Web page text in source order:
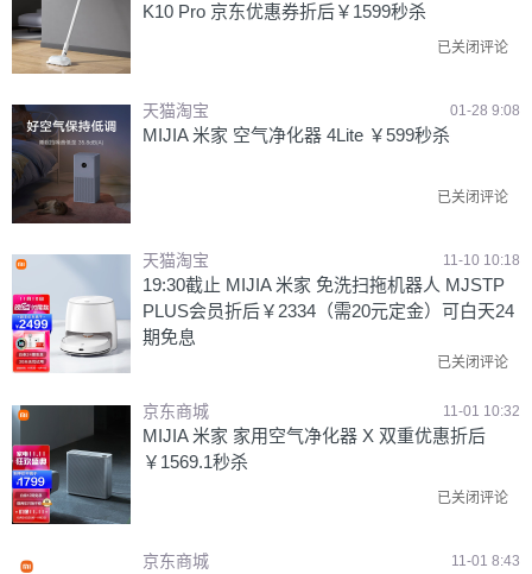
K10 Pro 京东优惠券折后￥1599秒杀
已关闭评论
天猫淘宝 01-28 9:08
MIJIA 米家 空气净化器 4Lite ￥599秒杀
已关闭评论
天猫淘宝 11-10 10:18
19:30截止 MIJIA 米家 免洗扫拖机器人 MJSTP
PLUS会员折后￥2334（需20元定金）可白天24
期免息
已关闭评论
京东商城 11-01 10:32
MIJIA 米家 家用空气净化器 X 双重优惠折后
￥1569.1秒杀
已关闭评论
京东商城 11-01 8:43